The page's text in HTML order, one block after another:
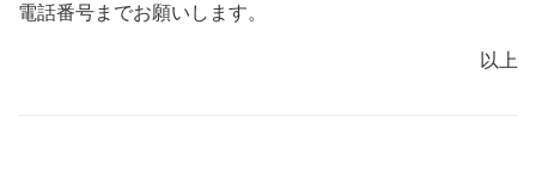
電話番号までお願いします。
以上